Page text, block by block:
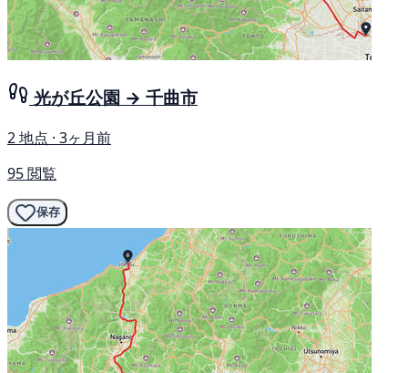
光が丘公園 → 千曲市
2 地点 · 3ヶ月前
95 閲覧
保存